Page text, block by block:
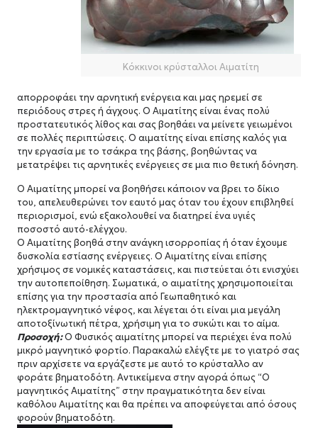
Κόκκινοι κρύσταλλοι Αιματίτη
απορροφάει την αρνητική ενέργεια και μας ηρεμεί σε
περιόδους στρες ή άγχους. ΟΑιματίτης είναι ένας πολύ
προστατευτικός λίθος και σας βοηθάει να μείνετε γειωμένοι
σε πολλές περιπτώσεις.Ο αιματίτης είναι επίσης καλός για
την εργασία με το τσάκρα της βάσης, βοηθώντας να
μετατρέψει τις αρνητικές ενέργειες σε μια πιο θετική δόνηση.
Ο Αιματίτης μπορεί να βοηθήσει κάποιον να βρει το δίκιο
του, απελευθερώνει τον εαυτό μας όταν του έχουν επιβληθεί
περιορισμοί, ενώ εξακολουθεί να διατηρεί ένα υγιές
ποσοστό αυτό-ελέγχου.
ΟΑιματίτης βοηθά στην ανάγκη ισορροπίας ή όταν έχουμε
δυσκολία εστίασης ενέργειες.Ο Αιματίτης είναι επίσης
χρήσιμος σε νομικές καταστάσεις, και πιστεύεται ότι ενισχύει
την αυτοπεποίθηση. Σωματικά, ο αιματίτης χρησιμοποιείται
επίσης για την προστασία από Γεωπαθητικό και
ηλεκτρομαγνητικό νέφος, και λέγεται ότι είναι μια μεγάλη
αποτοξίνωτική πέτρα, χρήσιμη για το συκώτι και το αίμα.
Προσοχή:Ο Φυσικός αιματίτης μπορεί να περιέχει ένα πολύ
μικρό μαγνητικό φορτίο.Παρακαλώ ελέγξτε με το γιατρό σας
πριν αρχίσετε να εργάζεστε με αυτό το κρύσταλλο αν
φοράτε βηματοδότη.Αντικείμενα στην αγορά όπως “Ο
μαγνητικός Αιματίτης” στην πραγματικότητα δεν είναι
καθόλου Αιματίτης και θα πρέπει να αποφεύγεται από όσους
φορούν βηματοδότη.